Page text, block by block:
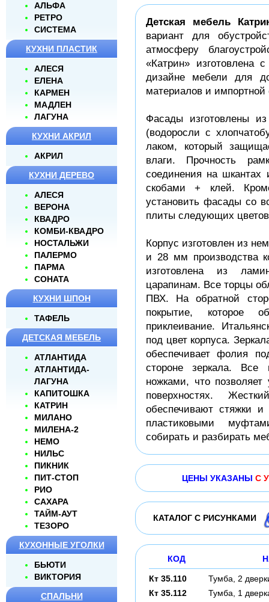
АЛЬФА
РЕТРО
СИСТЕМА
КУХНИ ПЛАСТИК
АЛЕСЯ
ЕЛЕНА
КАРМЕН
МАДЛЕН
ЛАГУНА
КУХНИ АКРИЛ
АКРИЛ
КУХНИ ДЕРЕВО
АЛЕСЯ
ВЕРОНА
КВАДРО
КОМБИ-КВАДРО
НОСТАЛЬЖИ
ПАЛЕРМО
ПАРМА
СОНАТА
КУХНИ ШПОН
ТАФЕЛЬ
ДЕТСКАЯ МЕБЕЛЬ
АТЛАНТИДА
АТЛАНТИДА-
ЛАГУНА
КАПИТОШКА
КАТРИН
МИЛАНО
МИЛЕНА-2
НЕМО
НИЛЬС
ПИКНИК
ПИТ-CТОП
РИО
САХАРА
ТАЙМ-АУТ
ТЕЗОРО
КУХОННЫЕ УГОЛКИ
БЬЮТИ
ВИКТОРИЯ
СПАЛЬНИ
Детская мебель
вариант для
атмосферу
«Катрин» изготовлена
дизайне мебели для
материалов и
Фасады изготовлены
(водоросли с
лаком, который
влаги. Прочность
соединения на шкантах
скобами + клей.
установить фасады со
плиты следующих
Корпус изготовлен из
и 28 мм производства
изготовлена из
царапинам. Все торцы
ПВХ. На обратной
покрытие, которое
приклеивание.
под цвет корпуса.
обеспечивает фолия
стороне зеркала.
ножками, что
поверхностях.
обеспечивают стяжки
пластиковыми
собирать и разбирать
ЦЕНЫ УКАЗАНЫ С
КАТАЛОГ С РИСУНКАМИ
КОД
Кт 35.110
Тумба, 2
Кт 35.112
Тумба, 1